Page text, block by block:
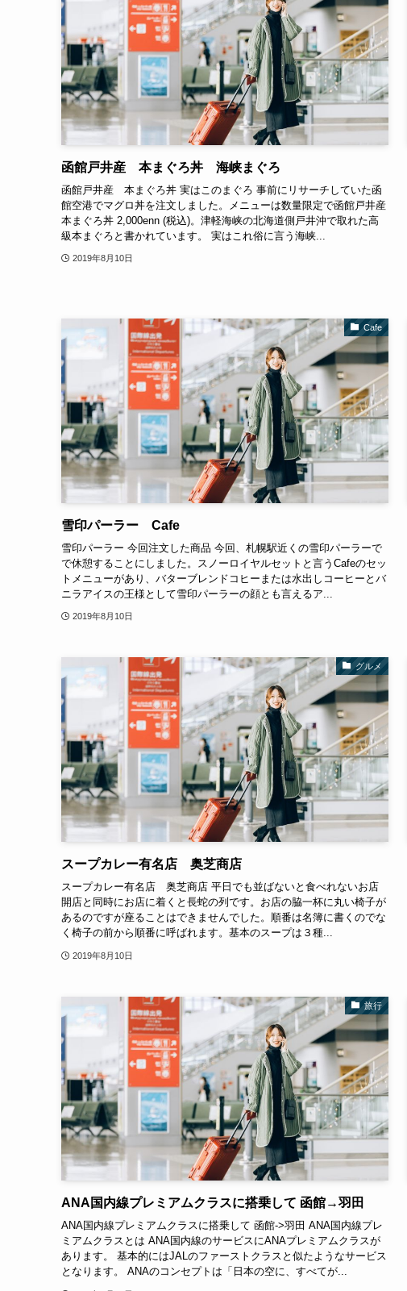
函館戸井産 本まぐろ丼 海峡まぐろ
函館戸井産 本まぐろ丼 実はこのまぐろ 事前にリサーチしていた函
館空港でマグロ丼を注文しました。メニューは数量限定で函館戸井産
本まぐろ丼 2,000enn (税込)。津軽海峡の北海道側戸井沖で取れた高
級本まぐろと書かれています。 実はこれ俗に言う海峡...
2019年8月10日
Cafe
雪印パーラー Cafe
雪印パーラー 今回注文した商品 今回、札幌駅近くの雪印パーラーで
で休憩することにしました。スノーロイヤルセットと言うCafeのセッ
トメニューがあり、バターブレンドコヒーまたは水出しコーヒーとバ
ニラアイスの王様として雪印パーラーの顔とも言えるア...
2019年8月10日
グルメ
スープカレー有名店 奥芝商店
スープカレー有名店 奥芝商店 平日でも並ばないと食べれないお店
開店と同時にお店に着くと長蛇の列です。お店の脇一杯に丸い椅子が
あるのですが座ることはできませんでした。順番は名簿に書くのでな
く椅子の前から順番に呼ばれます。基本のスープは３種...
2019年8月10日
旅行
ANA国内線プレミアムクラスに搭乗して 函館→羽田
ANA国内線プレミアムクラスに搭乗して 函館->羽田 ANA国内線プレ
ミアムクラスとは ANA国内線のサービスにANAプレミアムクラスが
あります。 基本的にはJALのファーストクラスと似たようなサービス
となります。 ANAのコンセプトは「日本の空に、すべてが...